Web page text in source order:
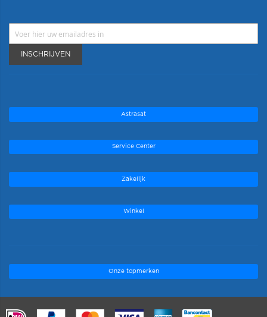
INSCHRIJVEN
Astrasat
Service Center
Zakelijk
Winkel
Onze topmerken
.